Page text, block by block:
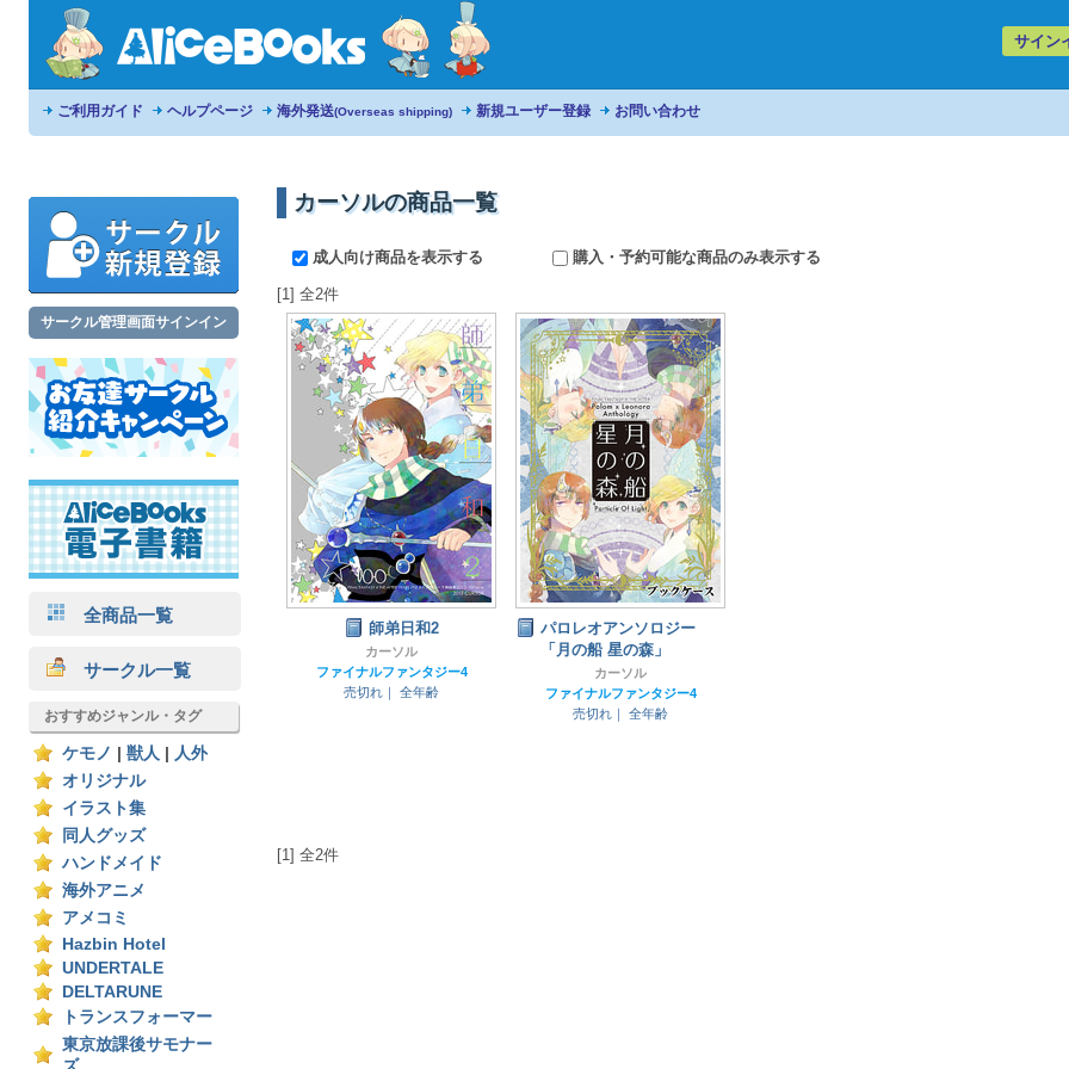
サイン
ご利用ガイド ヘルプページ 海外発送(Overseas shipping) 新規ユーザー登録 お問い合わせ
サークル管理画面サインイン
全商品一覧
サークル一覧
おすすめジャンル・タグ
ケモノ 獣人
人外
オリジナル
イラスト集
同人グッズ
ハンドメイド
海外アニメ
アメコミ
Hazbin Hotel
UNDERTALE
DELTARUNE
トランスフォーマー
東京放課後サモナー
カーソルの商品一覧
成人向け商品を表示する 購入・予約可能な商品のみ表示する
[1] 全2件
師弟日和2
カーソル
ファイナルファンタジー4
売切れ｜
全年齢
パロレオアンソロジー
「月の船 星の森」
カーソル
ファイナルファンタジー4
売切れ｜
全年齢
[1] 全2件